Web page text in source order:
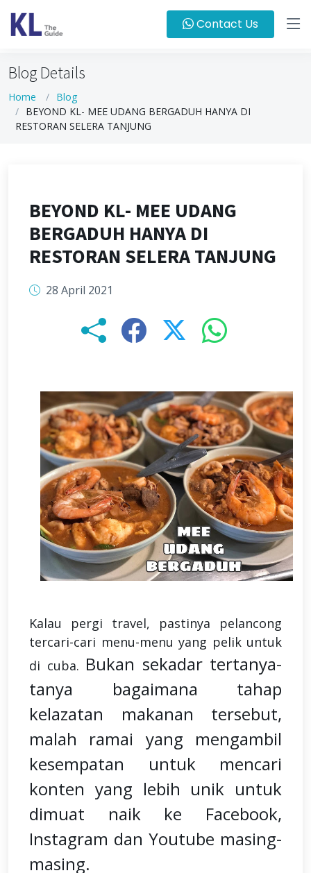
Contact Us
Blog Details
Home
Blog
BEYOND KL- MEE UDANG BERGADUH HANYA DI
RESTORAN SELERA TANJUNG
BEYOND KL- MEE UDANG
BERGADUH HANYA DI
RESTORAN SELERA TANJUNG
28 April 2021
Kalau pergi travel, pastinya pelancong
tercari-cari menu-menu yang pelik untuk
di cuba. Bukan sekadar tertanya-
tanya bagaimana tahap
kelazatan makanan tersebut,
malah ramai yang mengambil
kesempatan untuk mencari
konten yang lebih unik untuk
dimuat naik ke Facebook,
Instagram dan Youtube masing-
masing.